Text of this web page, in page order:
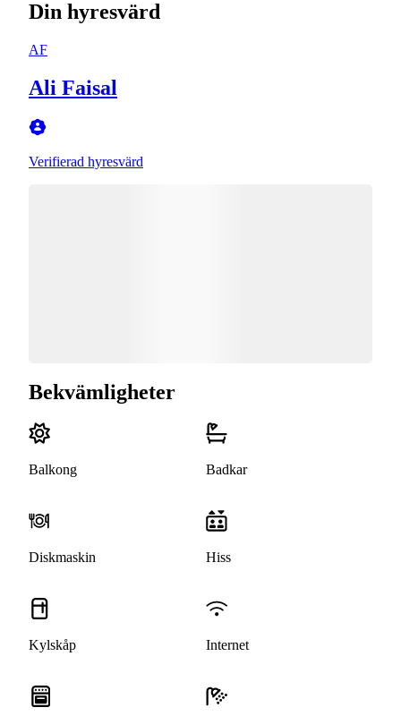
Din hyresvärd
AF
Ali Faisal
Verifierad hyresvärd
Bekvämligheter
Balkong Badkar
Diskmaskin Hiss
Kylskåp Internet